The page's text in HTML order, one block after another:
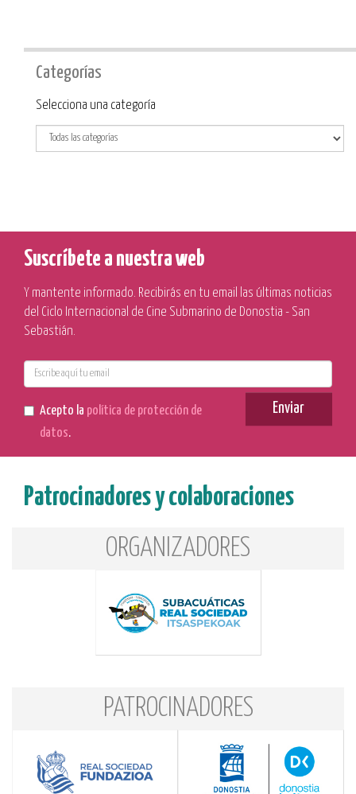
Categorías
Categoría
Selecciona una categoría
Suscríbete a nuestra web
Y mantente informado. Recibirás en tu email las últimas noticias
del Ciclo Internacional de Cine Submarino de Donostia - San
Sebastián.
Acepto la política de protección de
datos.
Enviar
Patrocinadores y colaboraciones
ORGANIZADORES
PATROCINADORES